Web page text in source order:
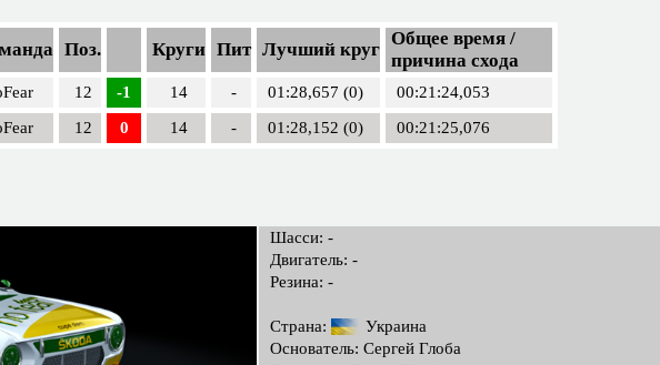
Поз. Круги Пит Лучший круг
Общее время /
причина схода
12 -1 14 - 01:28,657 (0)
00:21:24,053
12 0 14 - 01:28,152 (0) 00:21:25,076
Шасси: -
Двигатель: -
Резина: -
Страна:
Украина
Основатель: Сергей Глоба